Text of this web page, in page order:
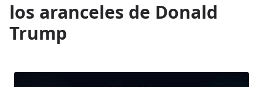
los aranceles de Donald
Trump